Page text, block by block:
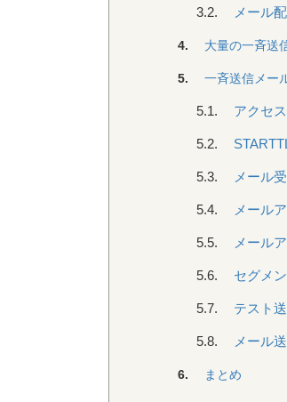
3.2. メール
4. 大量の一斉送
5. 一斉送信メー
5.1. アクセ
5.2.
5.3. メール
5.4. メール
5.5. メール
5.6. セグメ
5.7. テスト
5.8. メール
6. まとめ